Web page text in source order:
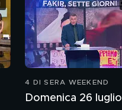
4 DI SERA WEEKEND
Domenica 26 luglio